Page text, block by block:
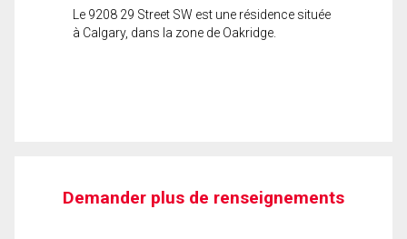
Le 9208 29 Street SW est une résidence située
à Calgary, dans la zone de Oakridge.
Demander plus de renseignements